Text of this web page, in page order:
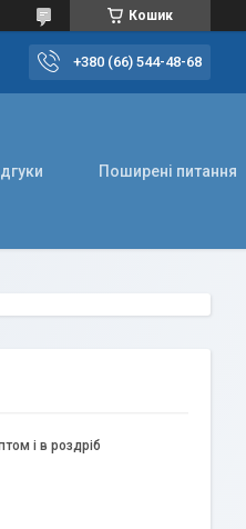
Кошик
+380 (66) 544-48-68
Поширені питання
і в роздріб